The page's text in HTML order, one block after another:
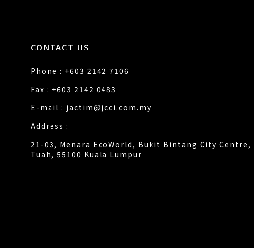
CONTACT US
Phone : +603 2142 7106
Fax : +603 2142 0483
E-mail : jactim@jcci.com.my
Address :
21-03, Menara EcoWorld, Bukit Bintang City Centre,
Tuah, 55100 Kuala Lumpur